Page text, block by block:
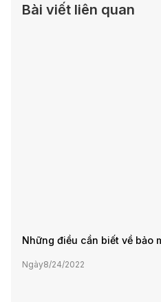
Bài viết liên quan
Những điều cần biết về bảo
Ngày8/24/2022